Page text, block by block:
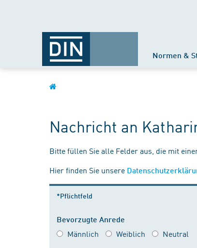
Normen &
Nachricht an
Bitte füllen Sie alle Felder aus, die mit
Hier finden Sie unsere
*Pflichtfeld
Bevorzugte Anrede
Männlich Weiblich Neutral